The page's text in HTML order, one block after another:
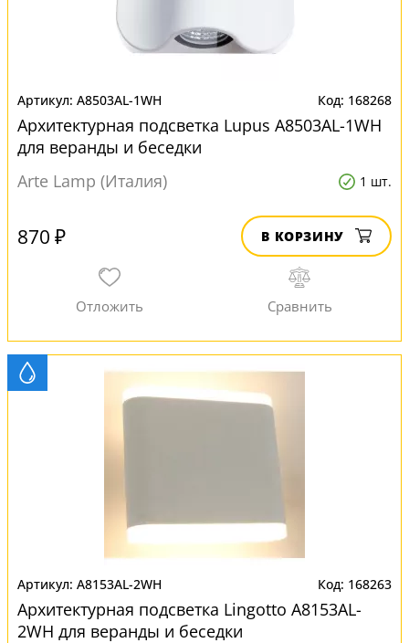
A8503AL-1WH 168268
Архитектурная подсветка Lupus A8503AL-1WH
для веранды и беседки
Arte Lamp (Италия)
1 шт.
870 ₽ В КОРЗИНУ
A8153AL-2WH 168263
Архитектурная подсветка Lingotto A8153AL-
2WH для веранды и беседки